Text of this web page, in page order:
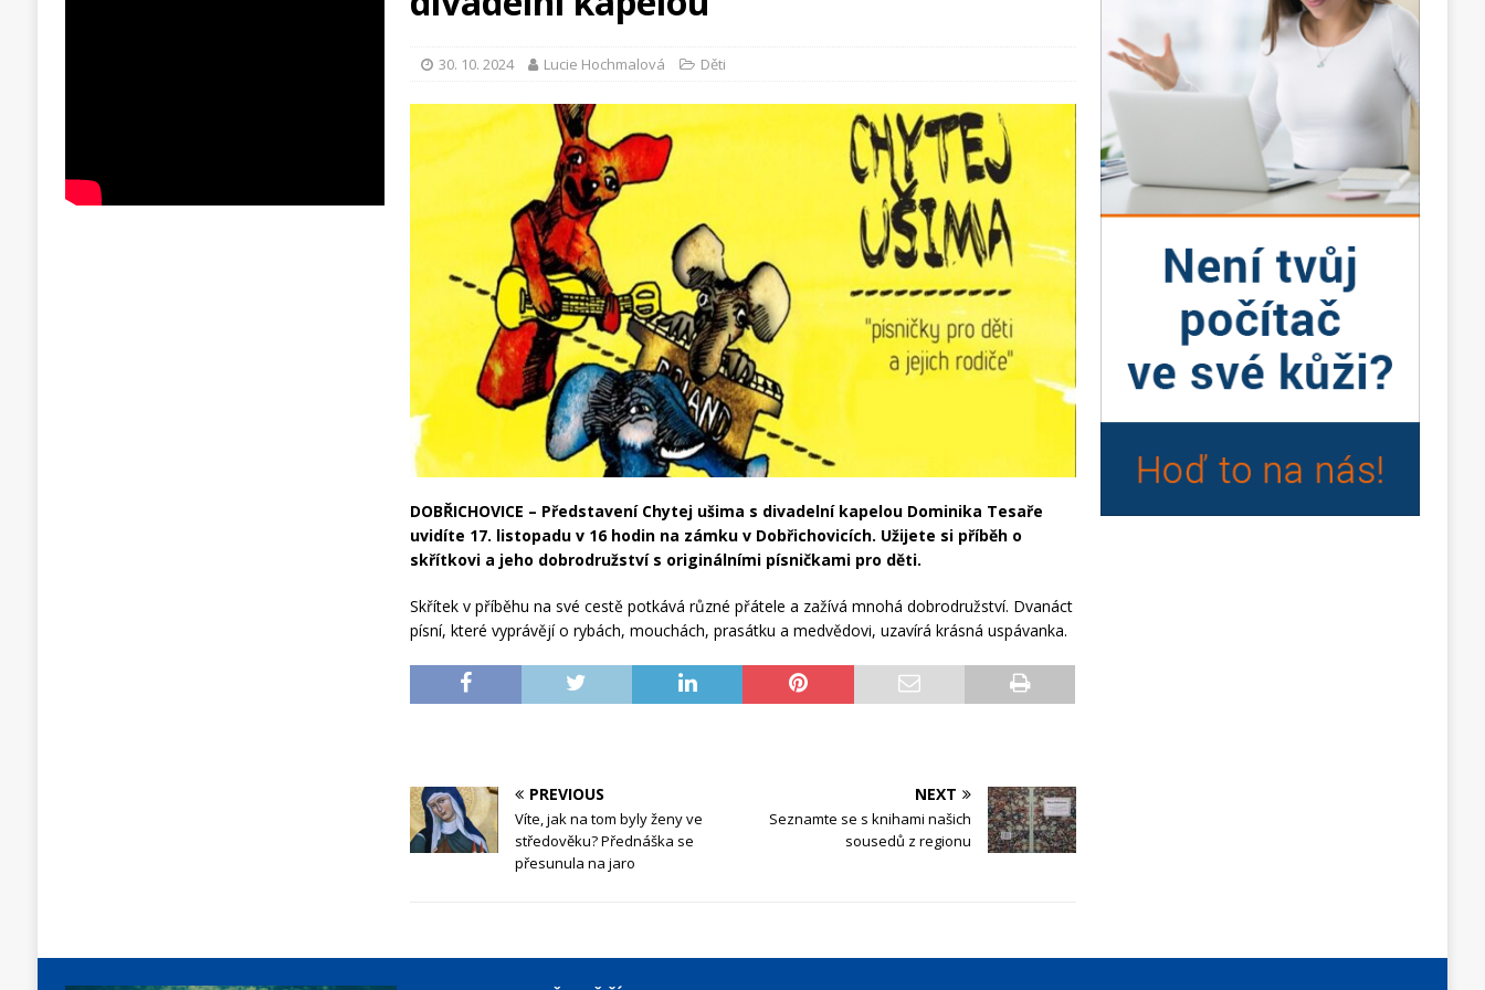
30. 10. 2024 Lucie Hochmalová Děti
DOBŘICHOVICE – Představení Chytej ušima s divadelní kapelou Dominika Tesaře
uvidíte 17. listopadu v 16 hodin na zámku v Dobřichovicích. Užijete si příběh o
skřítkovi a jeho dobrodružství s originálními písničkami pro děti.
Skřítek v příběhu na své cestě potkává různé přátele a zažívá mnohá dobrodružství. Dvanáct
písní, které vyprávějí o rybách, mouchách, prasátku a medvědovi, uzavírá krásná uspávanka.
PREVIOUS
Víte, jak na tom byly ženy ve
středověku? Přednáška se
přesunula na jaro
NEXT
Seznamte se s knihami našich
sousedů z regionu